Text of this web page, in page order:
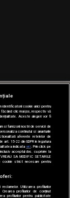
cookie unici pentru
clic mai jos, respectiv vă
Aceste alegeri vor fi
si furnizorii nostri de servicii de
continutul si anunturile
aferente retelelor de
15-22 din GDPR in legatura
indicataaici . Prin click pe
acceptul dvs. cu privire la
SA MODIFIC SETARILE
cookie strict necesare pentru
Utilizarea profilurilor
profilurilor de conținut
profilurilor pentru publicitate